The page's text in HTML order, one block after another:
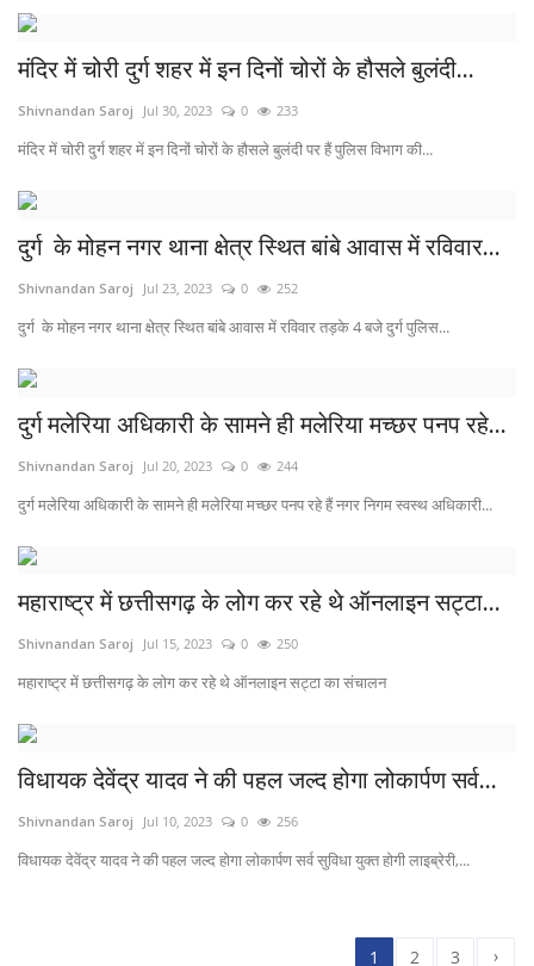
मंदिर में चोरी दुर्ग शहर में इन दिनों चोरों के हौसले बुलंदी...
Shivnandan Saroj Jul 30, 2023 0 233
मंदिर में चोरी दुर्ग शहर में इन दिनों चोरों के हौसले बुलंदी पर हैं पुलिस विभाग की...
दुर्ग के मोहन नगर थाना क्षेत्र स्थित बांबे आवास में रविवार...
Shivnandan Saroj Jul 23, 2023 0 252
दुर्ग के मोहन नगर थाना क्षेत्र स्थित बांबे आवास में रविवार तड़के 4 बजे दुर्ग पुलिस...
दुर्ग मलेरिया अधिकारी के सामने ही मलेरिया मच्छर पनप रहे...
Shivnandan Saroj Jul 20, 2023 0 244
दुर्ग मलेरिया अधिकारी के सामने ही मलेरिया मच्छर पनप रहे हैं नगर निगम स्वस्थ अधिकारी...
महाराष्ट्र में छत्तीसगढ़ के लोग कर रहे थे‌ ऑनलाइन सट्टा...
Shivnandan Saroj Jul 15, 2023 0 250
महाराष्ट्र में छत्तीसगढ़ के लोग कर रहे थे‌ ऑनलाइन सट्टा का संचालन
विधायक देवेंद्र यादव ने की पहल जल्द होगा लोकार्पण सर्व...
Shivnandan Saroj Jul 10, 2023 0 256
विधायक देवेंद्र यादव ने की पहल जल्द होगा लोकार्पण सर्व सुविधा युक्त होगी लाइब्रेरी,...
1 2 3 ›